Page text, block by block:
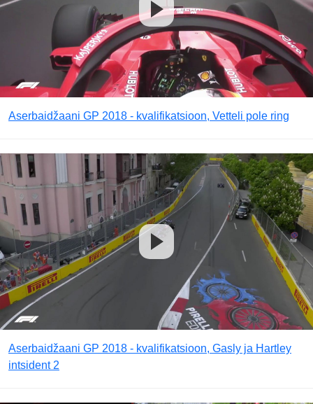
Aserbaidžaani GP 2018 - kvalifikatsioon, Vetteli pole ring
Aserbaidžaani GP 2018 - kvalifikatsioon, Gasly ja Hartley
intsident 2